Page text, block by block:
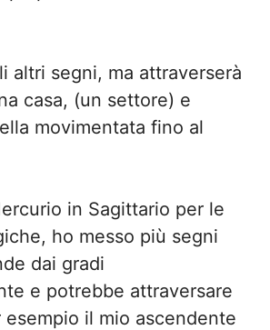
altri segni, ma attraverserà
casa, (un settore) e
movimentata fino al
in Sagittario per le
ho messo più segni
dai gradi
e potrebbe attraversare
esempio il mio ascendente